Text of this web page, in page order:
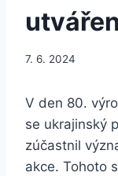
7. 6. 2024
V den 80.
se ukrajinský
zúčastnil
akce. Tohoto